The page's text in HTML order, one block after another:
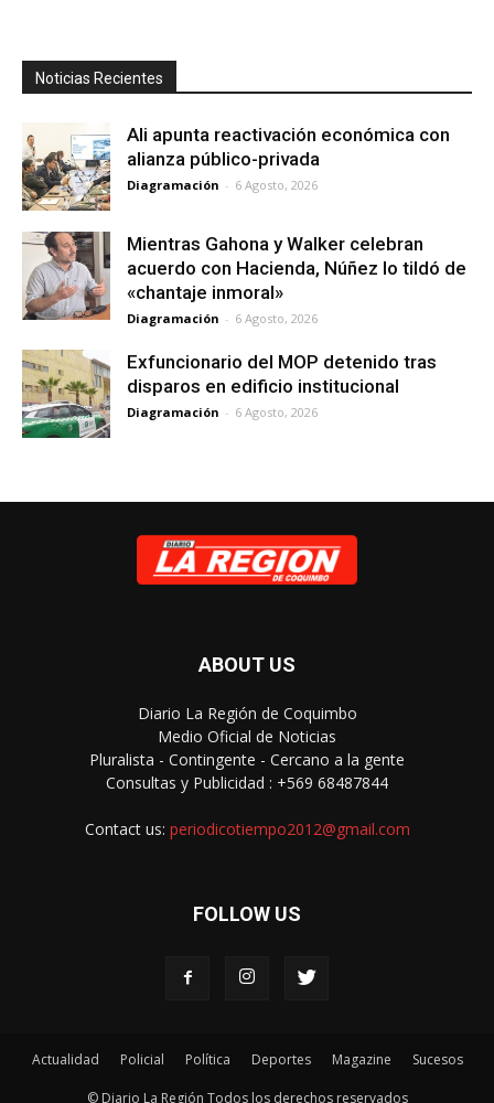
Noticias Recientes
Ali apunta reactivación económica con
alianza público-privada
Diagramación - 6 Agosto, 2026
Mientras Gahona y Walker celebran
acuerdo con Hacienda, Núñez lo tildó de
«chantaje inmoral»
Diagramación - 6 Agosto, 2026
Exfuncionario del MOP detenido tras
disparos en edificio institucional
Diagramación - 6 Agosto, 2026
ABOUT US
Diario La Región de Coquimbo
Medio Oficial de Noticias
Pluralista - Contingente - Cercano a la gente
Consultas y Publicidad : +569 68487844
Contact us: periodicotiempo2012@gmail.com
FOLLOW US
Actualidad Policial Política Deportes Magazine Sucesos
© Diario La Región Todos los derechos reservados